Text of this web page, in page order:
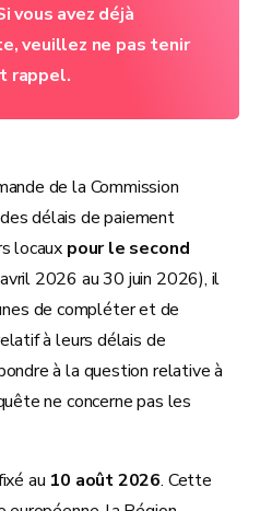
vous avez déjà
veuillez ne pas tenir
rappel.
de la Commission
délais de paiement
locaux pour le second
2026 au 30 juin 2026), il
de compléter et de
à leurs délais de
à la question relative à
ne concerne pas les
au 10 août 2026. Cette